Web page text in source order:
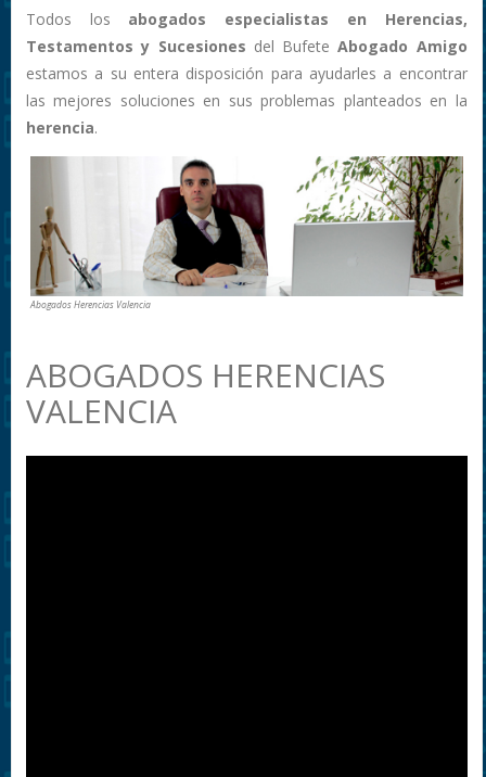
Todos los abogados especialistas en Herencias,
Testamentos y Sucesiones del BufeteAbogado Amigo
estamos a su entera disposición para ayudarles a encontrar
las mejores soluciones en sus problemas planteados en la
herencia.
Abogados Herencias Valencia
ABOGADOS HERENCIAS
VALENCIA